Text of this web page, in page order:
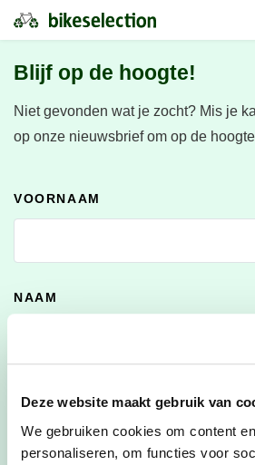
Deze website maakt gebruik van
We gebruiken cookies om content
personaliseren, om functies voor
Blijf op de hoogte!
Niet gevonden wat je zocht? Mis je
op onze nieuwsbrief om op de
VOORNAAM
NAAM
E-MAILADRES*